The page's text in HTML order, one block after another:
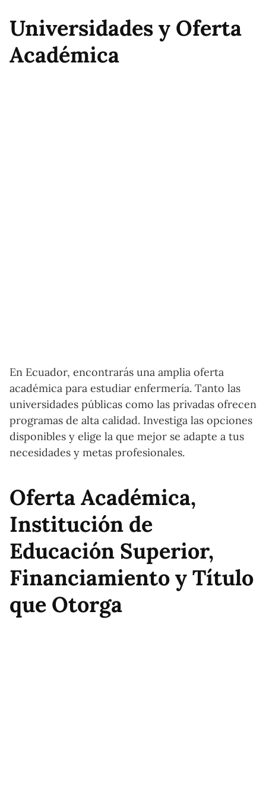
Universidades y Oferta
Académica
En Ecuador, encontrarás una amplia oferta
académica para estudiar enfermería. Tanto las
universidades públicas como las privadas ofrecen
programas de alta calidad. Investiga las opciones
disponibles y elige la que mejor se adapte a tus
necesidades y metas profesionales.
Oferta Académica,
Institución de
Educación Superior,
Financiamiento y Título
que Otorga